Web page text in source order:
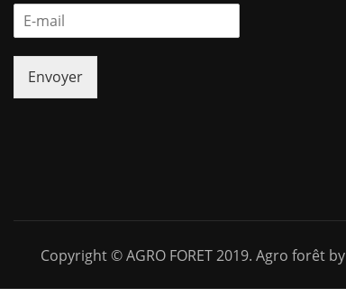
l
Envoyer
Copyright © AGRO FORET 2019. Agro forêt by